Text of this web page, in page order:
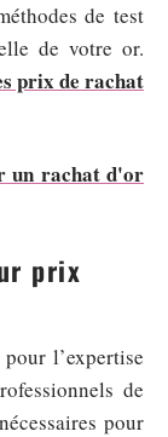
de test
de votre or.
prix de rachat
un rachat d'or
prix
l’expertise
de
pour